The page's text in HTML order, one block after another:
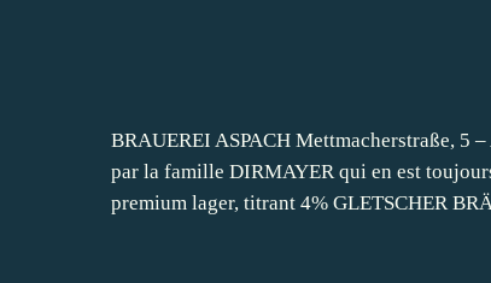
BRAUEREI ASPACH Mettmacherstraße, 5
par la famille DIRMAYER qui en est
premium lager, titrant 4% GLETSCHER